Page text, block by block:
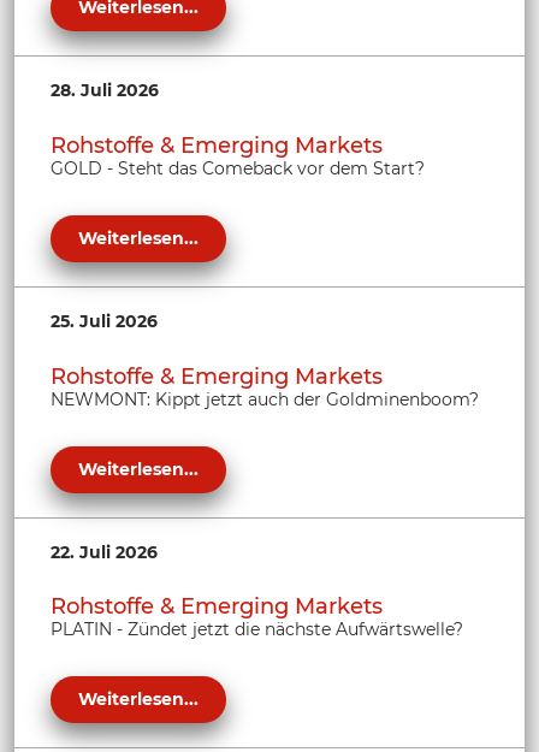
Weiterlesen...
28. Juli 2026
Rohstoffe & Emerging Markets
GOLD - Steht das Comeback vor dem Start?
Weiterlesen...
25. Juli 2026
Rohstoffe & Emerging Markets
NEWMONT: Kippt jetzt auch der Goldminenboom?
Weiterlesen...
22. Juli 2026
Rohstoffe & Emerging Markets
PLATIN - Zündet jetzt die nächste Aufwärtswelle?
Weiterlesen...